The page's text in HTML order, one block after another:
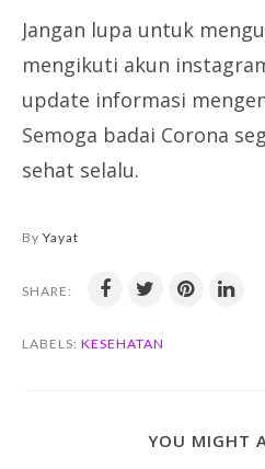
Jangan lupa untuk
mengikuti akun
update informasi
Semoga badai Corona
sehat selalu.
By Yayat
SHARE:
LABELS: KESEHATAN
YOU MIGHT